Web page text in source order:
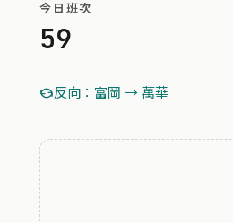
今日班次
59
反向：富岡 → 萬華